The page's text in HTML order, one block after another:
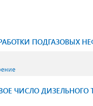
ПОДГАЗОВЫХ
ЧИСЛО ДИЗЕЛЬНОГО